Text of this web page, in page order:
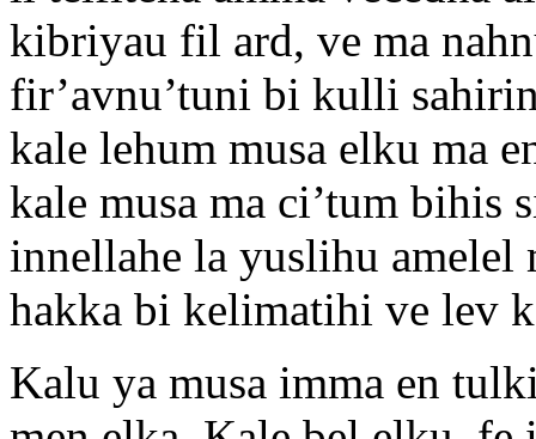
kibriyau fil ard, ve ma
fir’avnu’tuni bi kulli
kale lehum musa elku ma
kale musa ma ci’tum bihis
innellahe la yuslihu
hakka bi kelimatihi ve lev
Kalu ya musa imma en